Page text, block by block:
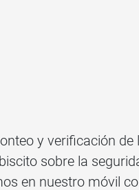
y verificación de
sobre la
en nuestro móvil